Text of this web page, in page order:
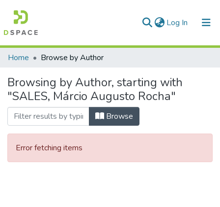
Log In (current)
Communities & Collections
All of DSpace
Home Browse by Author
Browsing by Author, starting with
"SALES, Márcio Augusto Rocha"
Browse
Error fetching items